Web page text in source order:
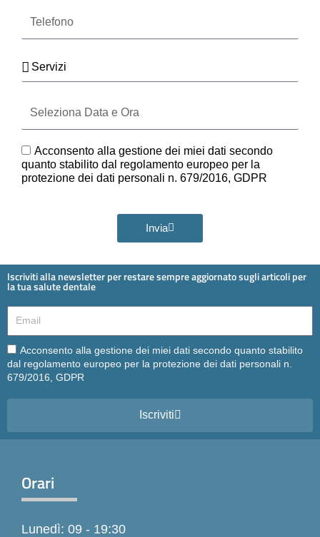
Servizi
Data
e
GDPR
Acconsento alla gestione dei miei dati secondo
quanto stabilito dal regolamento europeo per la
protezione dei dati personali n. 679/2016, GDPR
Invia
Iscriviti alla newsletter per restare sempre aggiornato sugli articoli per
la tua salute dentale
Email
Email
Acconsento alla gestione dei miei dati secondo quanto stabilito
dal regolamento europeo per la protezione dei dati personali n.
679/2016, GDPR
Iscriviti
Orari
Lunedì: 09 - 19:30